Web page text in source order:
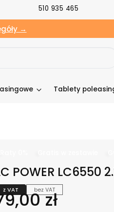
510 935 465
→
Tablety
POWER LC6550
z VAT bez VAT
zł